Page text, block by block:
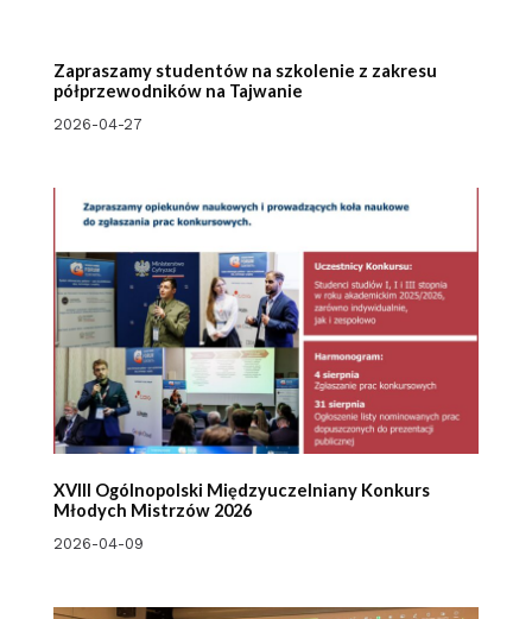
Zapraszamy studentów na szkolenie z zakresu
półprzewodników na Tajwanie
2026-04-27
XVIII Ogólnopolski Międzyuczelniany Konkurs
Młodych Mistrzów 2026
2026-04-09